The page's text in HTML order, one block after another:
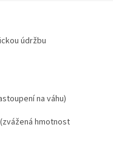
údržbu
na váhu)
hmotnost